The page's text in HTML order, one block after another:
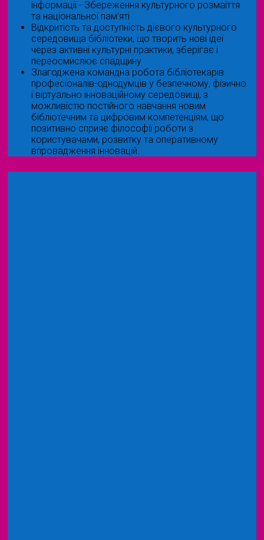
інформації - Збереження культурного розмаїття
та національної пам’яті
Відкритість та доступність дієвого культурного
середовища бібліотеки, що творить нові ідеї
через активні культурні практики, зберігає і
переосмислює спадщину
Злагоджена командна робота бібліотекарів
професіоналів-однодумців у безпечному, фізично
і віртуально інноваційному середовищі, з
можливістю постійного навчання новим
бібліотечним та цифровим компетенціям, що
позитивно сприяє філософії роботи з
користувачами, розвитку та оперативному
впровадження інновацій.